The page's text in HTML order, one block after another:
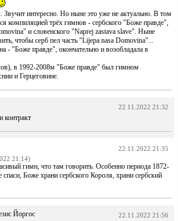
интересно. Но ныне это уже не актуально. В том
компиляцией трёх гимнов - сербского "Боже правде",
и словенского "Naprej zastava slave". Ныне
чтобы серб пел часть "Lijepa nasa Domovina"...
- "Боже правде", окончательно и возобладала в
в 1992-2008м "Боже правде" был гимном
и Герцеговине.
22.11.2022 21:32
контракт
22.11.2022 21:35
21:14)
гимн, что там говорить. Особенно периода 1872-
спаси, Боже храни сербского Короля, храни сербский
Йоргос
22.11.2022 21:56